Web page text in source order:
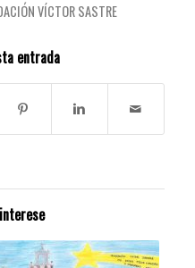
VÍCTOR SASTRE
entrada